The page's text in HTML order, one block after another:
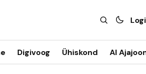
Digivoog Ühiskond AI